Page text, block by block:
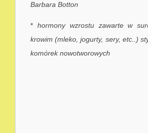
Barbara Botton
* hormony wzrostu zawarte w
krowim (mleko, jogurty, sery, etc..)
komórek nowotworowych